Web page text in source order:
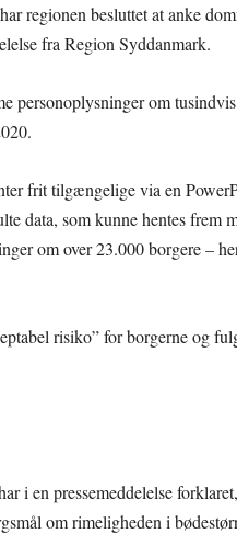
regionen besluttet at anke
fra Region Syddanmark.
personoplysninger om
frit tilgængelige via en
data, som kunne hentes frem
om over 23.000 borgere –
risiko” for borgerne og
i en pressemeddelelse
om rimeligheden i